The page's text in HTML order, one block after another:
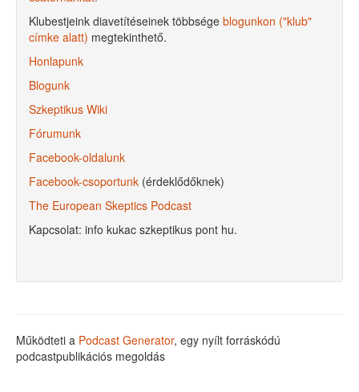
Klubestjeink diavetítéseinek többsége blogunkon ("klub"
címke alatt) megtekinthető.
Honlapunk
Blogunk
Szkeptikus Wiki
Fórumunk
Facebook-oldalunk
Facebook-csoportunk (érdeklődőknek)
The European Skeptics Podcast
Kapcsolat: info kukac szkeptikus pont hu.
Működteti a Podcast Generator, egy nyílt forráskódú
podcastpublikációs megoldás